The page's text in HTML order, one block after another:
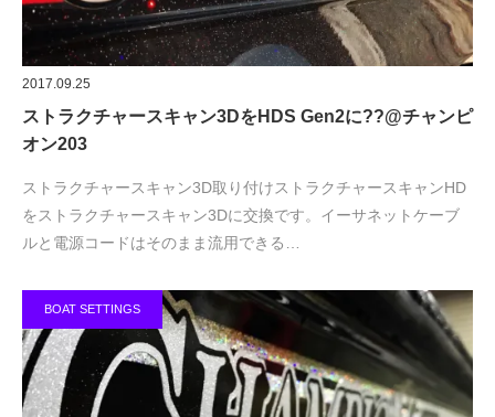
2017.09.25
ストラクチャースキャン3DをHDS Gen2に??@チャンピ
オン203
ストラクチャースキャン3D取り付けストラクチャースキャンHD
をストラクチャースキャン3Dに交換です。イーサネットケーブ
ルと電源コードはそのまま流用できる…
BOAT SETTINGS